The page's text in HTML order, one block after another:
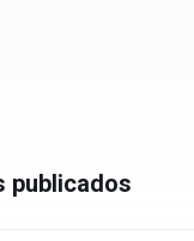
publicados